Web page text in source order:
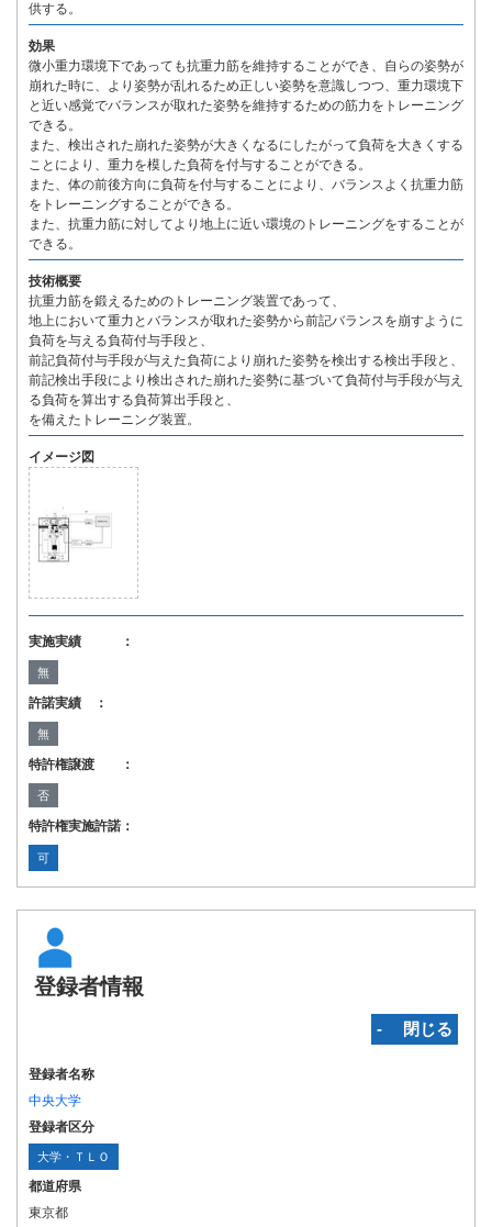
供する。
効果
微小重力環境下であっても抗重力筋を維持することができ、自らの姿勢が
崩れた時に、より姿勢が乱れるため正しい姿勢を意識しつつ、重力環境下
と近い感覚でバランスが取れた姿勢を維持するための筋力をトレーニング
できる。
また、検出された崩れた姿勢が大きくなるにしたがって負荷を大きくする
ことにより、重力を模した負荷を付与することができる。
また、体の前後方向に負荷を付与することにより、バランスよく抗重力筋
をトレーニングすることができる。
また、抗重力筋に対してより地上に近い環境のトレーニングをすることが
できる。
技術概要
抗重力筋を鍛えるためのトレーニング装置であって、
地上において重力とバランスが取れた姿勢から前記バランスを崩すように
負荷を与える負荷付与手段と、
前記負荷付与手段が与えた負荷により崩れた姿勢を検出する検出手段と、
前記検出手段により検出された崩れた姿勢に基づいて負荷付与手段が与え
る負荷を算出する負荷算出手段と、
を備えたトレーニング装置。
イメージ図
実施実績 ：
無
許諾実績 ：
無
特許権譲渡 ：
否
特許権実施許諾：
可
登録者情報
‐ 閉じる
登録者名称
中央大学
登録者区分
大学・ＴＬＯ
都道府県
東京都